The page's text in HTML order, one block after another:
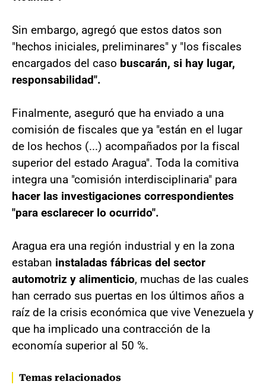
Sin embargo, agregó que estos datos son
"hechos iniciales, preliminares" y "los fiscales
encargados del caso buscarán, si hay lugar,
responsabilidad".
Finalmente, aseguró que ha enviado a una
comisión de fiscales que ya "están en el lugar
de los hechos (...) acompañados por la fiscal
superior del estado Aragua". Toda la comitiva
integra una "comisión interdisciplinaria" para
hacer las investigaciones correspondientes
"para esclarecer lo ocurrido".
Aragua era una región industrial y en la zona
estaban instaladas fábricas del sector
automotriz y alimenticio, muchas de las cuales
han cerrado sus puertas en los últimos años a
raíz de la crisis económica que vive Venezuela y
que ha implicado una contracción de la
economía superior al 50 %.
Temas relacionados